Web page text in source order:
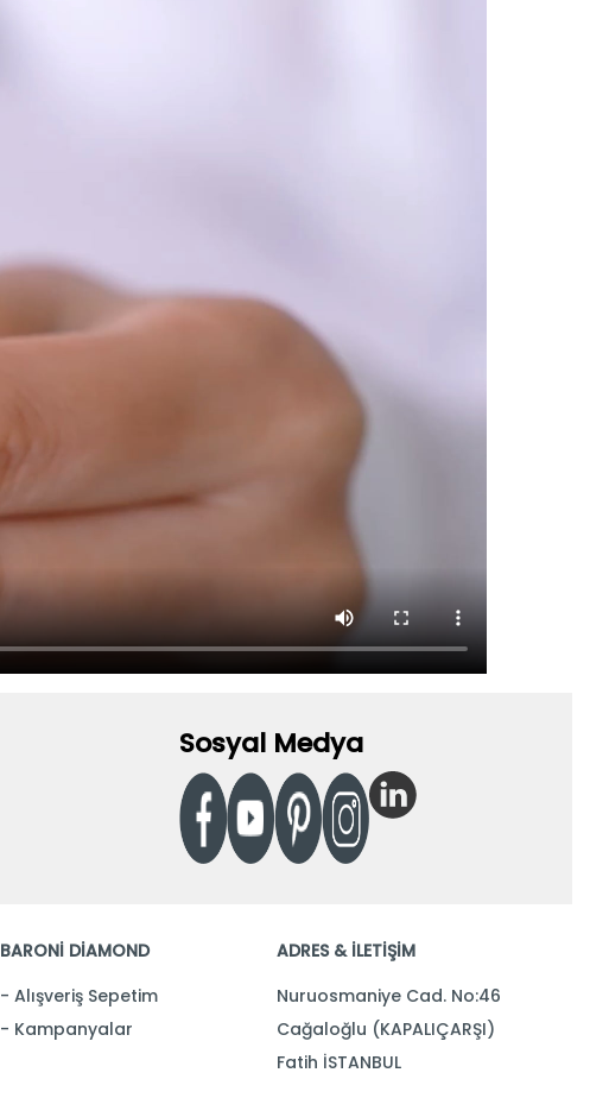
Sosyal Medya
BARONİ DİAMOND
Alışveriş Sepetim
Kampanyalar
ADRES & İLETİŞİM
Nuruosmaniye Cad. No:46
Cağaloğlu (KAPALIÇARŞI)
Fatih İSTANBUL